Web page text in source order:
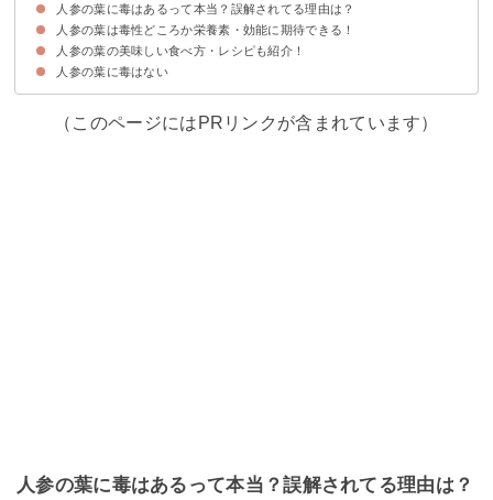
人参の葉に毒はあるって本当？誤解されてる理由は？
人参の葉に毒はなく食べられる
人参の葉は毒性どころか栄養素・効能に期待できる！
①豊富なカロテン
②ビタミン類が多い
人参の葉の美味しい食べ方・レシピも紹介！
①人参の葉のふりかけ
②人参の葉の味噌汁
③人参の葉の天ぷら
④人参の葉のごま和え
⑤人参の葉のツナサラダ
人参の葉に毒はない
（このページにはPRリンクが含まれています）
人参の葉に毒はあるって本当？誤解されてる理由は？